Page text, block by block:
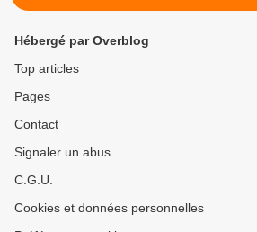
Hébergé par Overblog
Top articles
Pages
Contact
Signaler un abus
C.G.U.
Cookies et données personnelles